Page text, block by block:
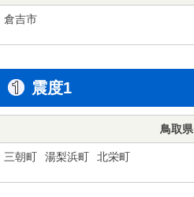
倉吉市
震度1
鳥取県
三朝町 湯梨浜町 北栄町